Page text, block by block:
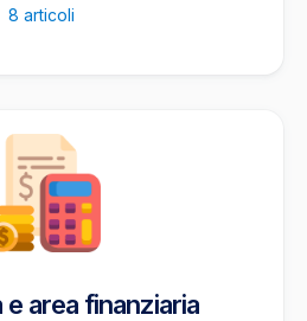
8 articoli
e area finanziaria